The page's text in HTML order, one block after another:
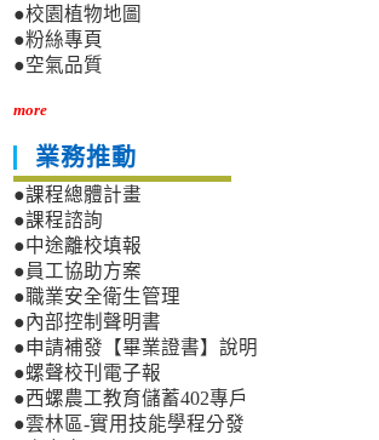
●校園植物地圖
●粉絲專頁
●空氣品質
more
業務推動
●課程總體計畫
●課程諮詢
●中途離校填報
●員工協助方案
●職業安全衛生管理
●內部控制聲明書
●申請補發【畢業證書】說明
●螺聲校刊電子報
●西螺農工教育儲蓄402專戶
●雲林區-實用技能學程分發